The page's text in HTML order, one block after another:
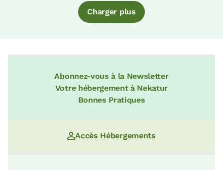
Charger plus
Abonnez-vous à la Newsletter
Votre hébergement à Nekatur
Bonnes Pratiques
Accès Hébergements